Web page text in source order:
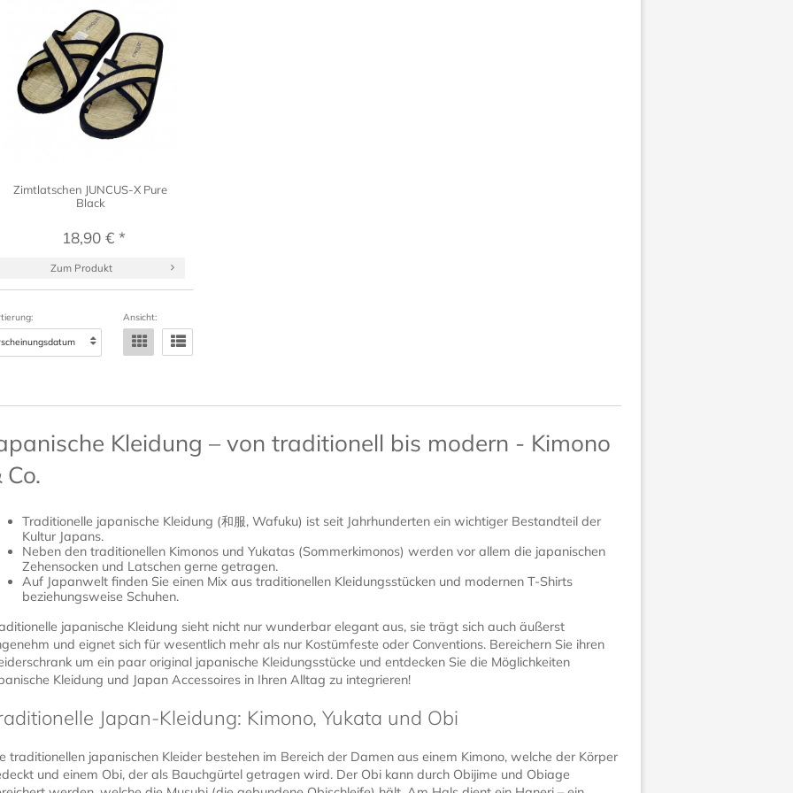
Zimtlatschen JUNCUS-X Pure
Black
18,90 € *
Zum Produkt
Ansicht:
Kleidung – von traditionell bis modern - Kimono
Co.
Traditionelle japanische Kleidung (和服, Wafuku) ist seit Jahrhunderten ein wichtiger Bestandteil der
Kultur Japans.
Neben den traditionellen Kimonos und Yukatas (Sommerkimonos) werden vor allem die japanischen
Zehensocken und Latschen gerne getragen.
Auf Japanwelt finden Sie einen Mix aus traditionellen Kleidungsstücken und modernen T-Shirts
beziehungsweise Schuhen.
japanische Kleidung sieht nicht nur wunderbar elegant aus, sie trägt sich auch äußerst
und eignet sich für wesentlich mehr als nur Kostümfeste oder Conventions. Bereichern Sie ihren
um ein paar original japanische Kleidungsstücke und entdecken Sie die Möglichkeiten
Kleidung und Japan Accessoires in Ihren Alltag zu integrieren!
Japan-Kleidung: Kimono, Yukata und Obi
traditionellen japanischen Kleider bestehen im Bereich der Damen aus einem Kimono, welche der Körper
und einem Obi, der als Bauchgürtel getragen wird. Der Obi kann durch Obijime und Obiage